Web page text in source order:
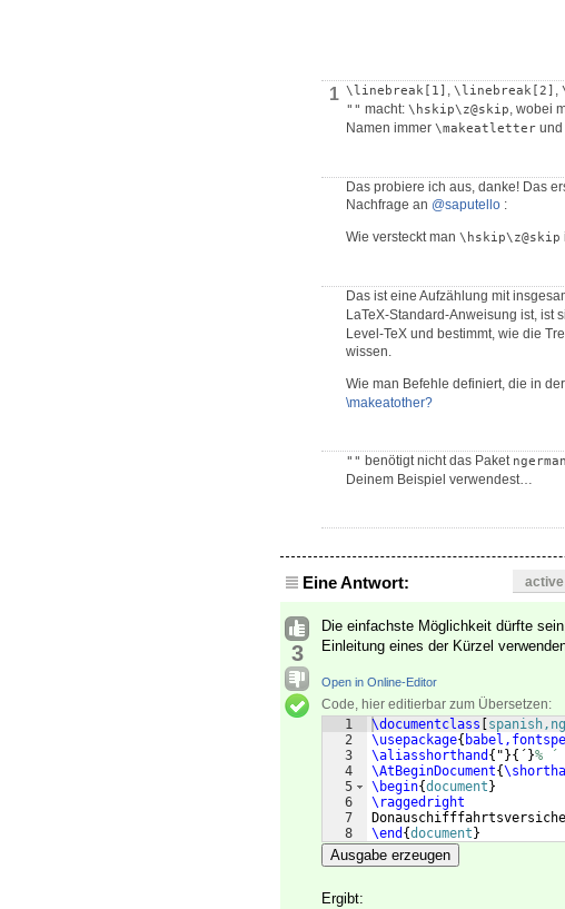
1 \linebreak[1] , \linebreak[2] ,
"" macht: \hskip\z@skip, wobei
Namen immer \makeatletter und
Das probiere ich aus, danke! Das
Nachfrage an @saputello :
Wie versteckt man \hskip\z@skip
Das ist eine Aufzählung mit
LaTeX-Standard-Anweisung ist, ist
Level-TeX und bestimmt, wie die
wissen.
Wie man Befehle definiert, die in
\makeatother?
"" benötigt nicht das Paket ngerman
Deinem Beispiel verwendest…
Eine Antwort:
3
Die einfachste Möglichkeit dürfte
Einleitung eines der Kürzel
Open in Online-Editor
Code, hier editierbar zum Übersetzen:
1
2
3
4
5
6
7
8
\documentclass
\usepackage{
\aliasshorthand { " }{ ´ }%
\AtBeginDocument{
\begin{document }
\raggedright
\end {document }
Ausgabe erzeugen
Ergibt: